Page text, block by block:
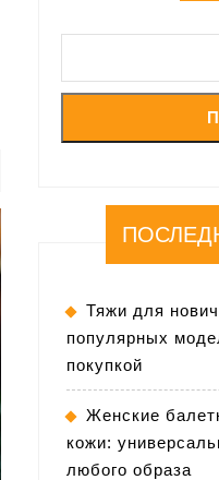
Тяжи для
популярных
покупкой
Женские
кожи:
любого образа